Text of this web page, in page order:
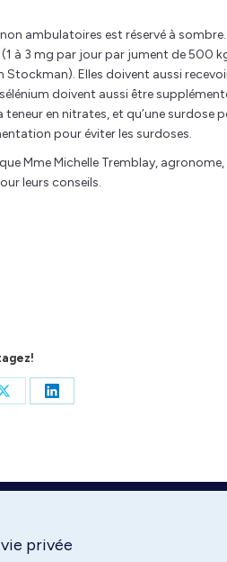
ambulatoires est réservé à
(1 à 3 mg par jour par jument de 500
Elles doivent aussi
doivent aussi être
en nitrates, et qu’une surdose
pour éviter les surdoses.
Mme Michelle Tremblay,
leurs conseils.
Share
Share
privée